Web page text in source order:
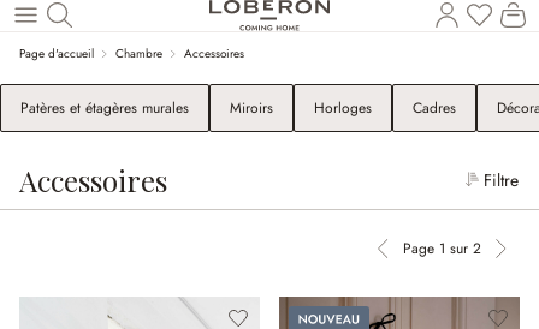
Revenir au contenu principal
Page d'accueil Chambre Accessoires
Patères et étagères murales Miroirs Horloges Cadres
Accessoires Filtre
Page 1 sur 2
Nouveau